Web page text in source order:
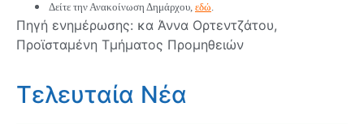
Δείτε την Ανακοίνωση Δημάρχου, εδώ
Πηγή ενημέρωσης: κα Άννα Ορτεντζάτου,
Προϊσταμένη Τμήματος Προμηθειών
Τελευταία Νέα